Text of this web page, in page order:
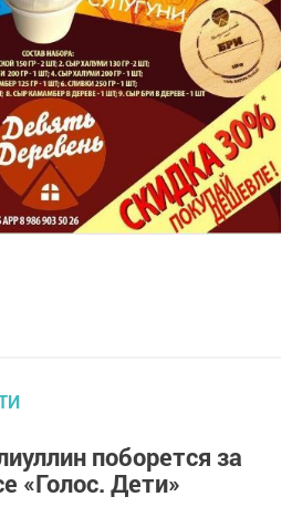
поборется за
«Голос. Дети»